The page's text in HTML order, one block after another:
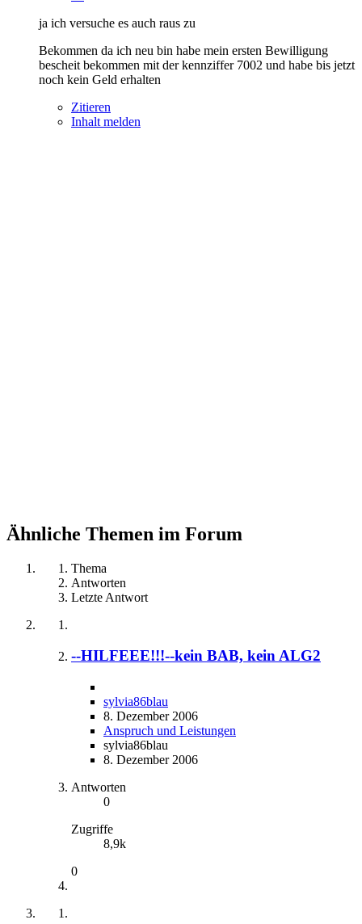
ja ich versuche es auch raus zu
Bekommen da ich neu bin habe mein ersten Bewilligung
bescheit bekommen mit der kennziffer 7002 und habe bis jetzt
noch kein Geld erhalten
Zitieren
Inhalt melden
Ähnliche Themen im Forum
Thema
Antworten
Letzte Antwort
--HILFEEE!!!--kein BAB, kein ALG2
sylvia86blau
8. Dezember 2006
Anspruch und Leistungen
sylvia86blau
8. Dezember 2006
Antworten
0
Zugriffe
8,9k
0